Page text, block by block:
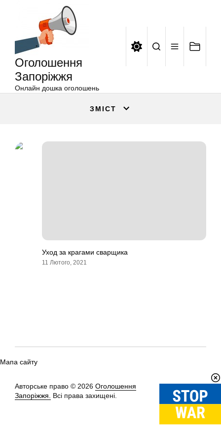
Оголошення
Запоріжжя
Онлайн дошка оголошень
ЗМІСТ
Уход за крагами сварщика
11 Лютого, 2021
Мапа сайту
Авторське право © 2026 Оголошення
Запоріжжя.
Всі права захищені.
Вгору↑